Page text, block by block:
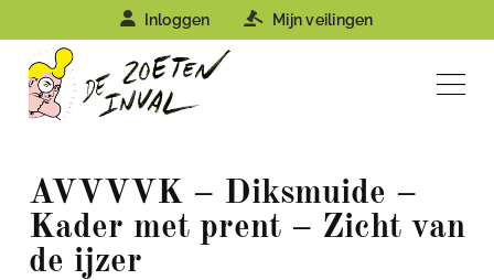
Inloggen Mijn veilingen
AVVVVK – Diksmuide –
Kader met prent – Zicht van
de ijzer